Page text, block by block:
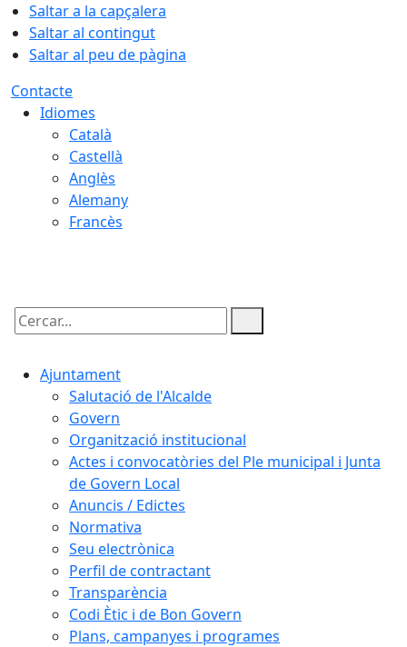
Saltar a la capçalera
Saltar al contingut
Saltar al peu de pàgina
Contacte
Idiomes
Català
Castellà
Anglès
Alemany
Francès
Cercar:
Ajuntament
Salutació de l'Alcalde
Govern
Organització institucional
Actes i convocatòries del Ple municipal i Junta
de Govern Local
Anuncis / Edictes
Normativa
Seu electrònica
Perfil de contractant
Transparència
Codi Ètic i de Bon Govern
Plans, campanyes i programes